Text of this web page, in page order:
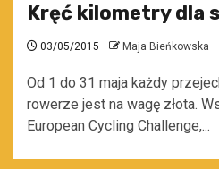
Kręć kilometry dla
03/05/2015 Maja Bieńkowska
Od 1 do 31 maja każdy
rowerze jest na wagę złota.
European Cycling Challenge,...